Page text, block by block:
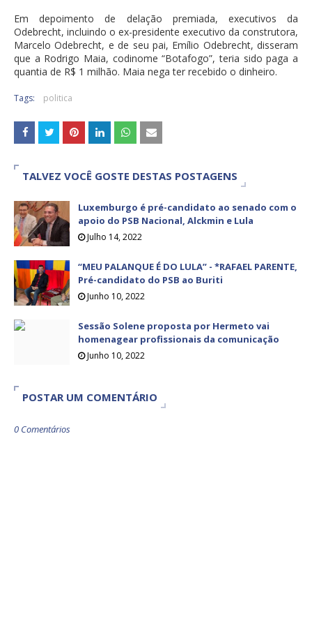
Em depoimento de delação premiada, executivos da
Odebrecht, incluindo o ex-presidente executivo da construtora,
Marcelo Odebrecht, e de seu pai, Emílio Odebrecht, disseram
que a Rodrigo Maia, codinome “Botafogo”, teria sido paga a
quantia de R$ 1 milhão. Maia nega ter recebido o dinheiro.
Tags: politica
TALVEZ VOCÊ GOSTE DESTAS POSTAGENS
Luxemburgo é pré-candidato ao senado com o
apoio do PSB Nacional, Alckmin e Lula
Julho 14, 2022
“MEU PALANQUE É DO LULA” - *RAFAEL PARENTE,
Pré-candidato do PSB ao Buriti
Junho 10, 2022
Sessão Solene proposta por Hermeto vai
homenagear profissionais da comunicação
Junho 10, 2022
POSTAR UM COMENTÁRIO
0 Comentários